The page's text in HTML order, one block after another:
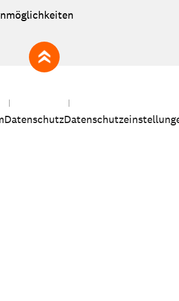
zum Seitenanfang
Datenschutz